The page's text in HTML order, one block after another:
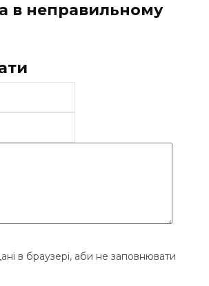
в неправильному
в браузері, аби не заповнювати